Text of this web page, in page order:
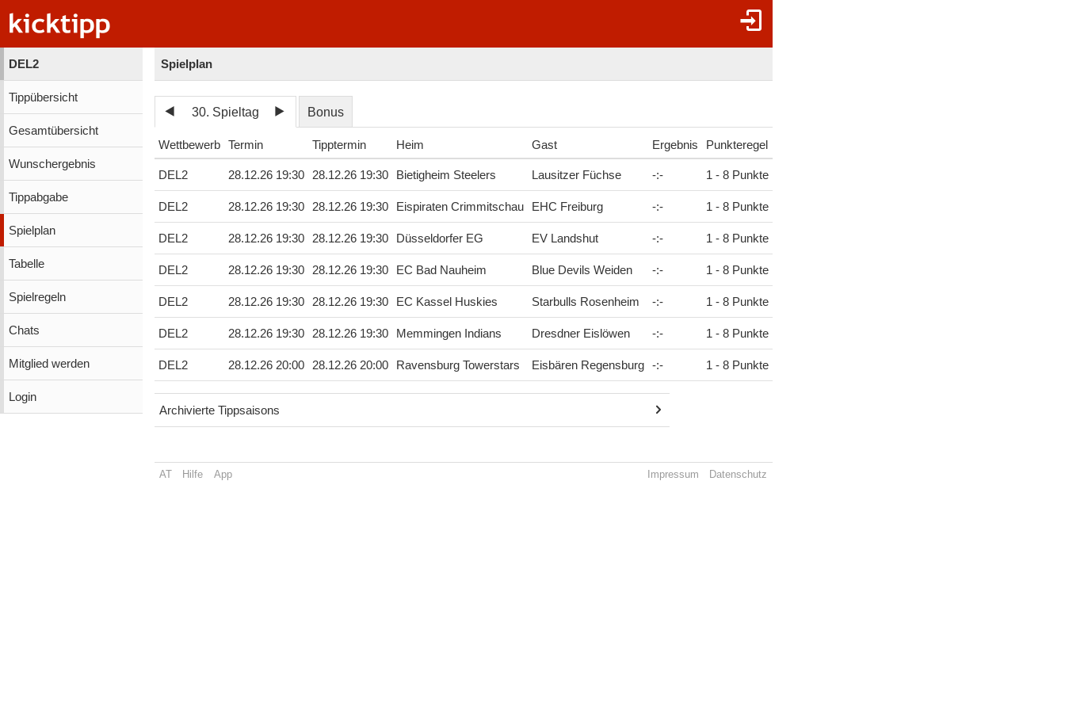
DEL2
Tippübersicht
Gesamtübersicht
Wunschergebnis
Tippabgabe
Spielplan
Tabelle
Spielregeln
Chats
Mitglied werden
Login
Spielplan
30. Spieltag Bonus
Wettbewerb Termin Tipptermin Heim Gast Ergebnis Punkteregel
DEL2 28.12.26 19:30 28.12.26 19:30 Bietigheim Steelers Lausitzer Füchse -:- 1 - 8 Punkte
DEL2 28.12.26 19:30 28.12.26 19:30 Eispiraten Crimmitschau EHC Freiburg -:- 1 - 8 Punkte
DEL2 28.12.26 19:30 28.12.26 19:30 Düsseldorfer EG EV Landshut -:- 1 - 8 Punkte
DEL2 28.12.26 19:30 28.12.26 19:30 EC Bad Nauheim Blue Devils Weiden -:- 1 - 8 Punkte
DEL2 28.12.26 19:30 28.12.26 19:30 EC Kassel Huskies Starbulls Rosenheim -:- 1 - 8 Punkte
DEL2 28.12.26 19:30 28.12.26 19:30 Memmingen Indians Dresdner Eislöwen -:- 1 - 8 Punkte
DEL2 28.12.26 20:00 28.12.26 20:00 Ravensburg Towerstars Eisbären Regensburg -:- 1 - 8 Punkte
Archivierte Tippsaisons
AT Hilfe App Impressum Datenschutz